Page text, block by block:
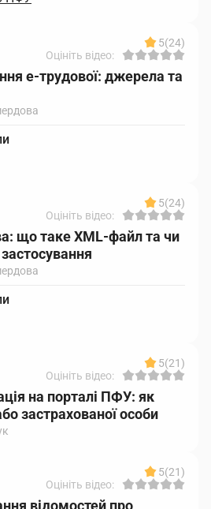
5(24)
Оцініть відео:
е-трудової: джерела та
5(24)
Оцініть відео:
що таке XML-файл та чи
5(21)
Оцініть відео:
на порталі ПФУ: як
застрахованої особи
5(21)
Оцініть відео:
відомостей про